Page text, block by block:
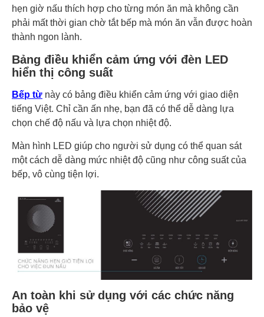
hẹn giờ nấu thích hợp cho từng món ăn mà không cần
phải mất thời gian chờ tắt bếp mà món ăn vẫn được hoàn
thành ngon lành.
Bảng điều khiển cảm ứng với đèn LED
hiển thị công suất
Bếp từ này có bảng điều khiển cảm ứng với giao diện
tiếng Việt. Chỉ cần ấn nhẹ, bạn đã có thể dễ dàng lựa
chọn chế độ nấu và lựa chọn nhiệt độ.
Màn hình LED giúp cho người sử dụng có thể quan sát
một cách dễ dàng mức nhiệt độ cũng như công suất của
bếp, vô cùng tiện lợi.
An toàn khi sử dụng với các chức năng
bảo vệ